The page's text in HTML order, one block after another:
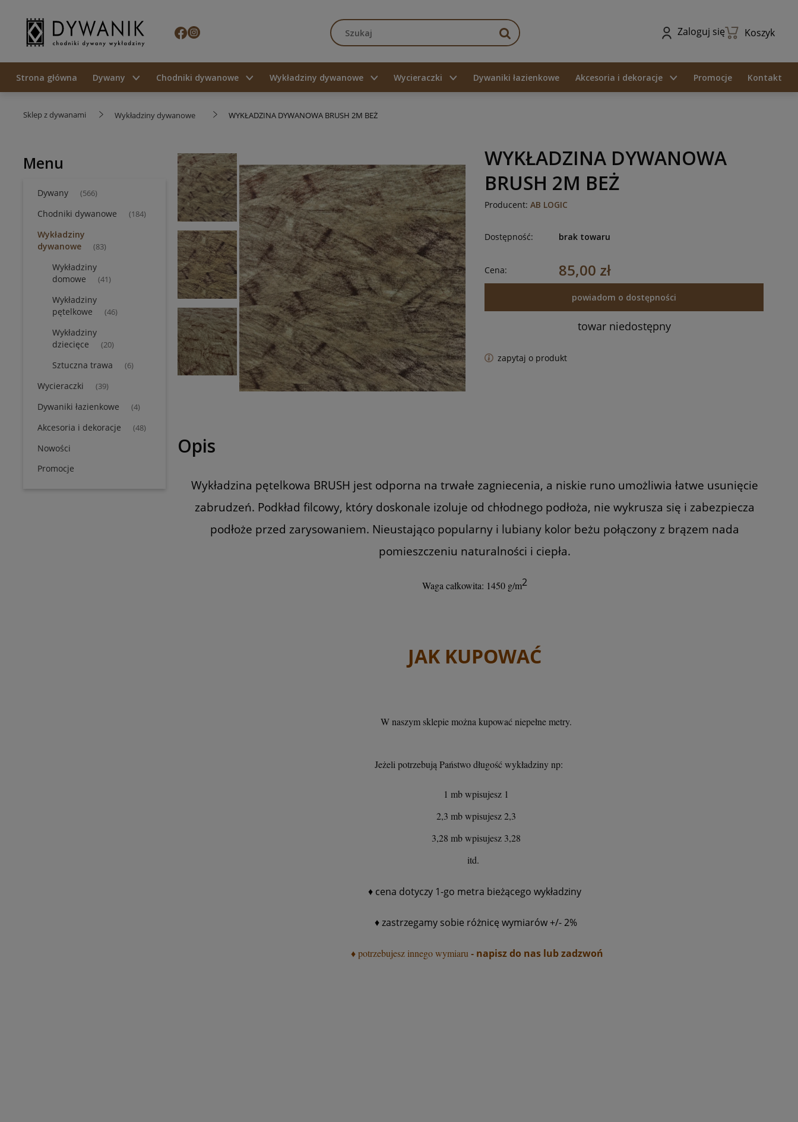
Zaloguj się Koszyk
Strona główna Dywany Chodniki dywanowe Wykładziny dywanowe Wycieraczki Dywaniki łazienkowe Akcesoria i dekoracje Promocje Kontakt
Sklep z dywanami Wykładziny dywanowe WYKŁADZINA DYWANOWA BRUSH 2M BEŻ
Menu
Dywany (566)
Chodniki dywanowe (184)
Wykładziny
dywanowe
(83)
Wykładziny
domowe
(41)
Wykładziny
pętelkowe
(46)
Wykładziny
dziecięce
(20)
Sztuczna trawa (6)
Wycieraczki (39)
Dywaniki łazienkowe (4)
Akcesoria i dekoracje (48)
Nowości
Promocje
WYKŁADZINA DYWANOWA
BRUSH 2M BEŻ
Producent: AB LOGIC
Dostępność: brak towaru
Cena: 85,00 zł
powiadom o dostępności
towar niedostępny
zapytaj o produkt
Opis
Wykładzina pętelkowa BRUSH jest odporna na trwałe zagniecenia, a niskie runo umożliwia łatwe usunięcie
zabrudzeń. Podkład filcowy, który doskonale izoluje od chłodnego podłoża, nie wykrusza się i zabezpiecza
podłoże przed zarysowaniem. Nieustająco popularny i lubiany kolor beżu połączony z brązem nada
pomieszczeniu naturalności i ciepła.
Waga całkowita: 1450 g/m2
JAK KUPOWAĆ
W naszym sklepie można kupować niepełne metry.
Jeżeli potrzebują Państwo długość wykładziny np:
1 mb wpisujesz 1
2,3 mb wpisujesz 2,3
3,28 mb wpisujesz 3,28
itd.
♦ cena dotyczy 1-go metra bieżącego wykładziny
♦ zastrzegamy sobie różnicę wymiarów +/- 2%
♦potrzebujesz innego wymiaru- napisz do nas lub zadzwoń